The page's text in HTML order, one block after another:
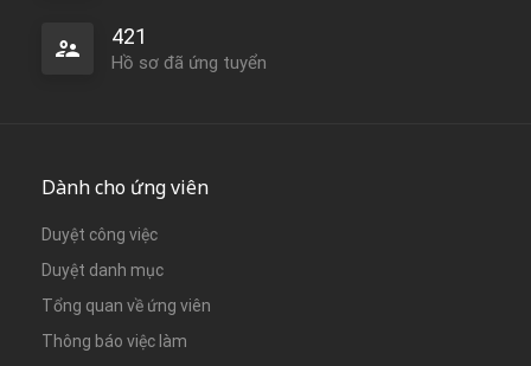
421
Hồ sơ đã ứng tuyển
Dành cho ứng viên
Duyệt công việc
Duyệt danh mục
Tổng quan về ứng viên
Thông báo việc làm